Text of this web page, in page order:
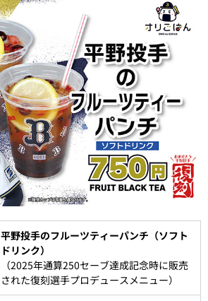
平野投手のフルーツティーパンチ（ソフト
ドリンク）
（2025年通算250セーブ達成記念時に販売
された復刻選手プロデュースメニュー）